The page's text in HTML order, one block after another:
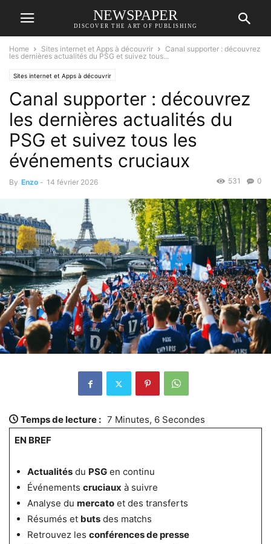
NEWSPAPER
DISCOVER THE ART OF PUBLISHING
Home Sites internet et Apps à découvrir
Canal supporter : découvrez
les dernières actualités du PSG et suivez tous...
Sites internet et Apps à découvrir
Canal supporter : découvrez
les dernières actualités du
PSG et suivez tous les
événements cruciaux
By Enzo - 14 février 2026 0
531
Temps de lecture : 7 Minutes, 6 Secondes
EN BREF
Actualitésdu PSGen continu
Événements cruciaux à suivre
Analyse du mercatoet des transferts
Résumés et butsdes matchs
Retrouvez les conférences de presse